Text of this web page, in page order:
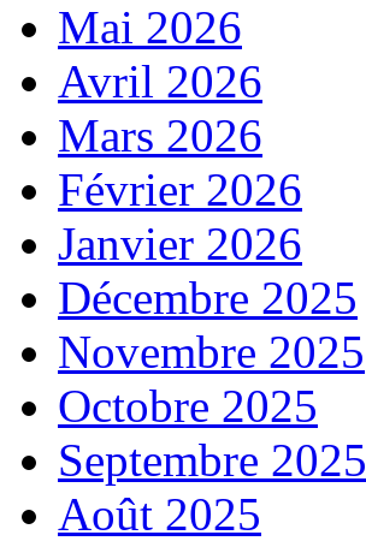
Mai 2026
Avril 2026
Mars 2026
Février 2026
Janvier 2026
Décembre 2025
Novembre 2025
Octobre 2025
Septembre 2025
Août 2025